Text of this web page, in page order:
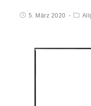
5. März 2020